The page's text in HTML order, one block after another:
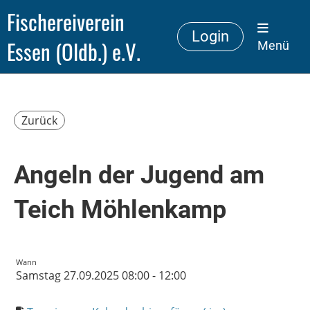
Fischereiverein
Essen (Oldb.) e.V.
Login
Menü
Zurück
Angeln der Jugend am
Teich Möhlenkamp
Wann
Samstag 27.09.2025 08:00 - 12:00